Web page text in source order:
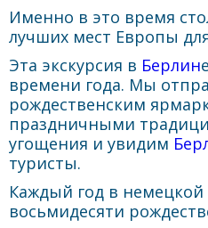
Именно в это время
лучших мест Европы
Эта экскурсия в Берлин
времени года. Мы
рождественским
праздничными
угощения и увидим
туристы.
Каждый год в немецкой
восьмидесяти